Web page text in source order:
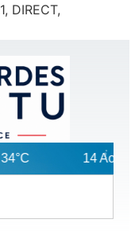
DIRECT,
14 Août